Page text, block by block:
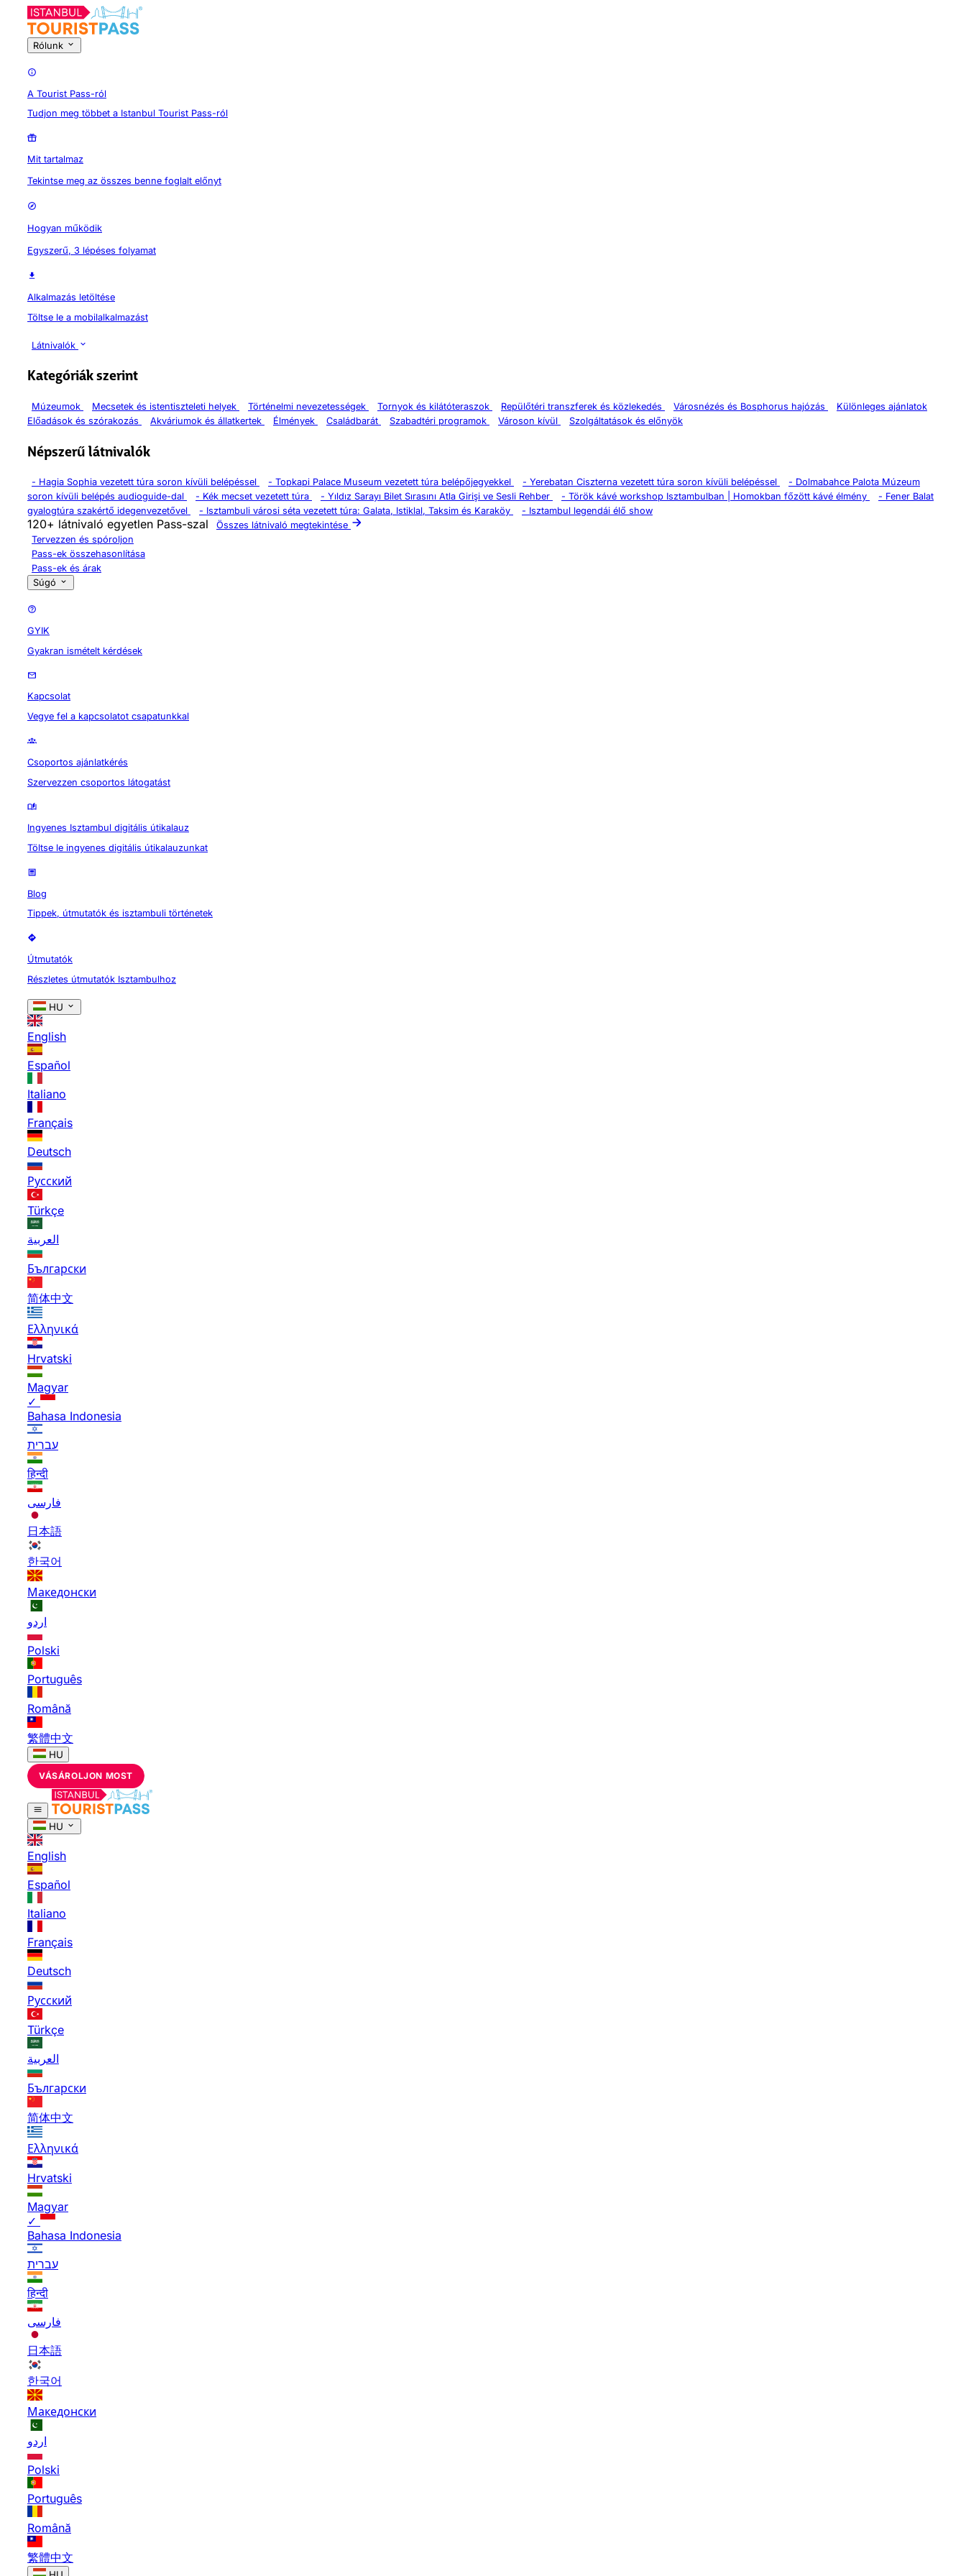
Rólunk
A Tourist Pass-ról
Tudjon meg többet a Istanbul Tourist Pass-ról
Mit tartalmaz
Tekintse meg az összes benne foglalt előnyt
Hogyan működik
Egyszerű, 3 lépéses folyamat
Alkalmazás letöltése
Töltse le a mobilalkalmazást
Látnivalók
Kategóriák szerint
Múzeumok Mecsetek és istentiszteleti helyek Történelmi nevezetességek Tornyok és kilátóteraszok Repülőtéri transzferek és közlekedés Városnézés és Bosphorus hajózás
Különleges ajánlatok
Előadások és szórakozás
Akváriumok és állatkertek Élmények Családbarát Szabadtéri programok Városon kívül Szolgáltatások és előnyök
Népszerű látnivalók
- Hagia Sophia vezetett túra soron kívüli belépéssel - Topkapi Palace Museum vezetett túra belépőjegyekkel - Yerebatan Ciszterna vezetett túra soron kívüli belépéssel - Dolmabahce Palota Múzeum
soron kívüli belépés audioguide-dal
- Kék mecset vezetett túra - Yıldız Sarayı Bilet Sırasını Atla Girişi ve Sesli Rehber - Török kávé workshop Isztambulban | Homokban főzött kávé élmény - Fener Balat
gyalogtúra szakértő idegenvezetővel
- Isztambuli városi séta vezetett túra: Galata, Istiklal, Taksim és Karaköy - Isztambul legendái élő show
120+ látnivaló egyetlen Pass-szal
Összes látnivaló megtekintése
Tervezzen és spóroljon
Pass-ek összehasonlítása
Pass-ek és árak
Súgó
GYIK
Gyakran ismételt kérdések
Kapcsolat
Vegye fel a kapcsolatot csapatunkkal
Csoportos ajánlatkérés
Szervezzen csoportos látogatást
Ingyenes Isztambul digitális útikalauz
Töltse le ingyenes digitális útikalauzunkat
Blog
Tippek, útmutatók és isztambuli történetek
Útmutatók
Részletes útmutatók Isztambulhoz
HU
English
Español
Italiano
Français
Deutsch
Русский
Türkçe
العربية
Български
简体中文
Ελληνικά
Hrvatski
Magyar
✓
Bahasa Indonesia
עברית
हिन्दी
فارسی
日本語
한국어
Македонски
اردو
Polski
Português
Română
繁體中文
HU
VÁSÁROLJON MOST
HU
English
Español
Italiano
Français
Deutsch
Русский
Türkçe
العربية
Български
简体中文
Ελληνικά
Hrvatski
Magyar
✓
Bahasa Indonesia
עברית
हिन्दी
فارسی
日本語
한국어
Македонски
اردو
Polski
Português
Română
繁體中文